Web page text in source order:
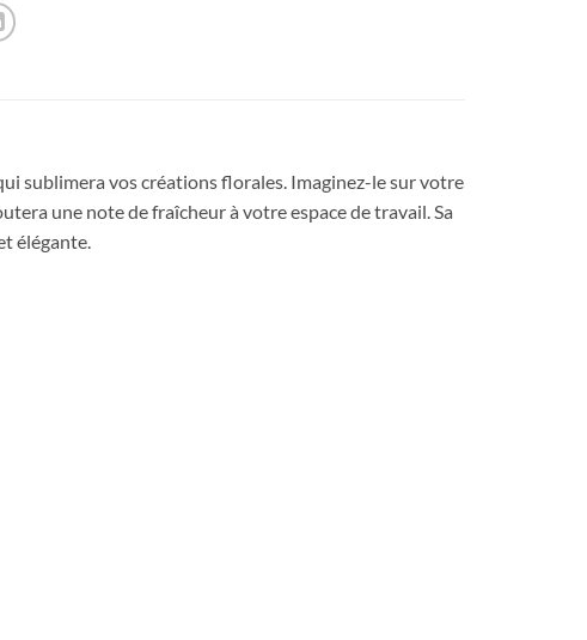
sublimera vos créations florales. Imaginez-le sur votre
une note de fraîcheur à votre espace de travail. Sa
élégante.